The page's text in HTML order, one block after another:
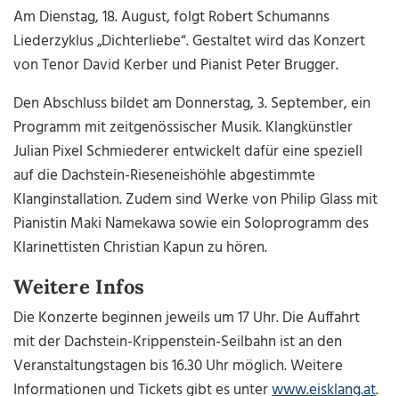
Am Dienstag, 18. August, folgt Robert Schumanns
Liederzyklus „Dichterliebe“. Gestaltet wird das Konzert
von Tenor David Kerber und Pianist Peter Brugger.
Den Abschluss bildet am Donnerstag, 3. September, ein
Programm mit zeitgenössischer Musik. Klangkünstler
Julian Pixel Schmiederer entwickelt dafür eine speziell
auf die Dachstein-Rieseneishöhle abgestimmte
Klanginstallation. Zudem sind Werke von Philip Glass mit
Pianistin Maki Namekawa sowie ein Soloprogramm des
Klarinettisten Christian Kapun zu hören.
Weitere Infos
Die Konzerte beginnen jeweils um 17 Uhr. Die Auffahrt
mit der Dachstein-Krippenstein-Seilbahn ist an den
Veranstaltungstagen bis 16.30 Uhr möglich. Weitere
Informationen und Tickets gibt es unterwww.eisklang.at.